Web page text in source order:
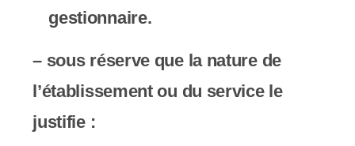
gestionnaire.
– sous réserve que la nature de
l’établissement ou du service le
justifie :